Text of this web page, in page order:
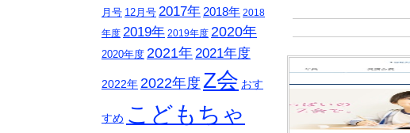
月号 12月号 2017年 2018年 2018
年度 2019年 2019年度 2020年
2020年度 2021年2021年度
2022年 2022年度 Z会 おす
すめ こどもちゃ